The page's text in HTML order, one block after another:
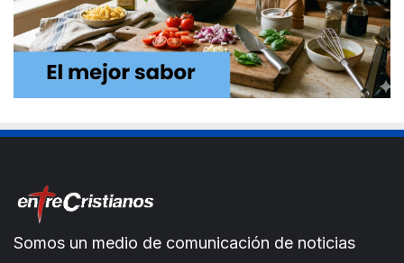
Somos un medio de comunicación de noticias